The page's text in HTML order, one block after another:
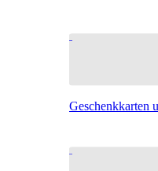
Geschenkkarten